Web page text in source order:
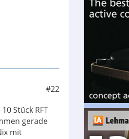
#22
Stück RFT
gerade
mit